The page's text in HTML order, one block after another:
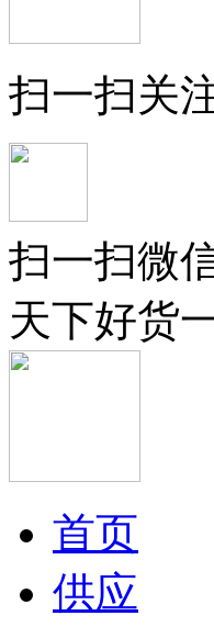
扫一扫关
扫一扫微
天下好货
首页
供应